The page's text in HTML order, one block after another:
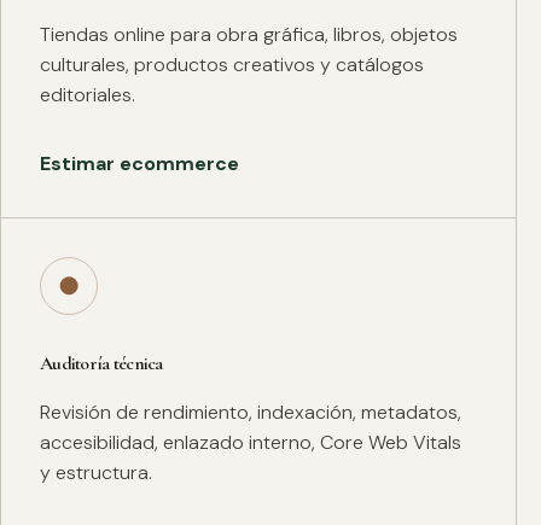
Tiendas online para obra gráfica, libros, objetos
culturales, productos creativos y catálogos
editoriales.
Estimar ecommerce
●
Auditoría técnica
Revisión de rendimiento, indexación, metadatos,
accesibilidad, enlazado interno, Core Web Vitals
y estructura.